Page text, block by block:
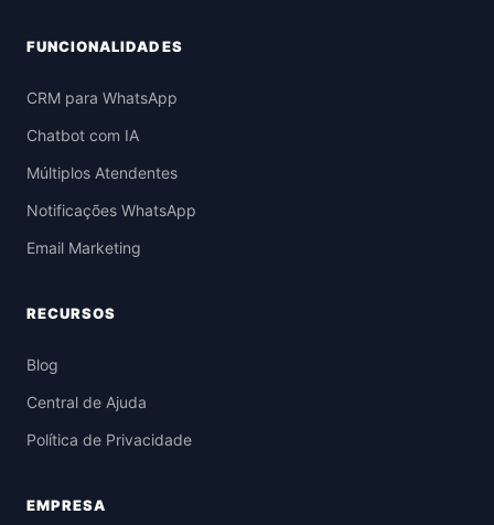
FUNCIONALIDADES
CRM para WhatsApp
Chatbot com IA
Múltiplos Atendentes
Notificações WhatsApp
Email Marketing
RECURSOS
Blog
Central de Ajuda
Política de Privacidade
EMPRESA